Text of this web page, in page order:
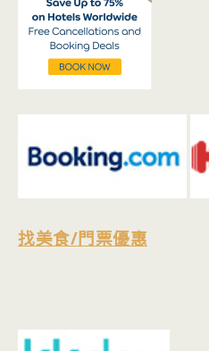
找美食/門票優惠